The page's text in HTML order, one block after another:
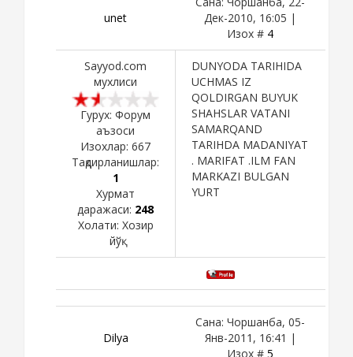
unet
Дек-2010, 16:05 |
Изох # 4
Sayyod.com
мухлиси
Гурух: Форум
аъзоси
Изохлар: 667
Тақдирланишлар:
1
Хурмат
даражаси: 248
Холати: Хозир
йўқ
DUNYODA TARIHIDA
UCHMAS IZ
QOLDIRGAN BUYUK
SHAHSLAR VATANI
SAMARQAND
TARIHDA MADANIYAT
. MARIFAT .ILM FAN
MARKAZI BULGAN
YURT
Dilya
Сана: Чоршанба, 05-
Янв-2011, 16:41 |
Изох # 5